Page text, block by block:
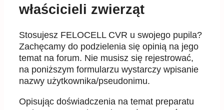
właścicieli zwierząt
Stosujesz FELOCELL CVR u swojego pupila?
Zachęcamy do podzielenia się opinią na jego
temat na forum. Nie musisz się rejestrować,
na poniższym formularzu wystarczy wpisanie
nazwy użytkownika/pseudonimu.
Opisując doświadczenia na temat preparatu